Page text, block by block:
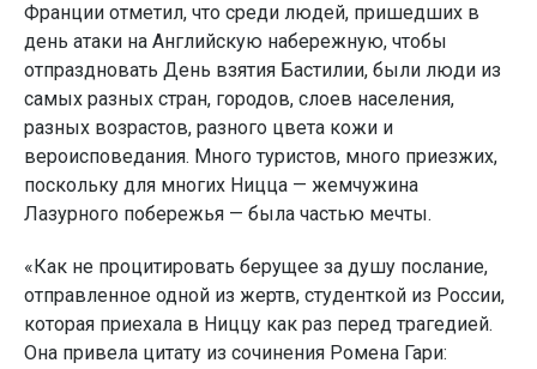
Франции отметил, что среди людей, пришедших в
день атаки на Английскую набережную, чтобы
отпраздновать День взятия Бастилии, были люди из
самых разных стран, городов, слоев населения,
разных возрастов, разного цвета кожи и
вероисповедания. Много туристов, много приезжих,
поскольку для многих Ницца — жемчужина
Лазурного побережья — была частью мечты.
«Как не процитировать берущее за душу послание,
отправленное одной из жертв, студенткой из России,
которая приехала в Ниццу как раз перед трагедией.
Она привела цитату из сочинения Ромена Гари: